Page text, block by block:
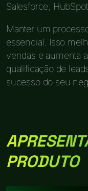
Salesforce,
Manter um
essencial. Isso
vendas e aumenta
qualificação de
sucesso do seu
PRODUTO